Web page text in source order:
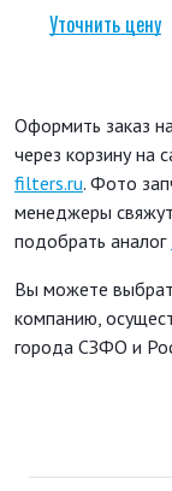
Уточнить цену
Оформить заказ
через корзину на
filters.ru. Фото
менеджеры
подобрать аналог
Вы можете
компанию,
города СЗФО и